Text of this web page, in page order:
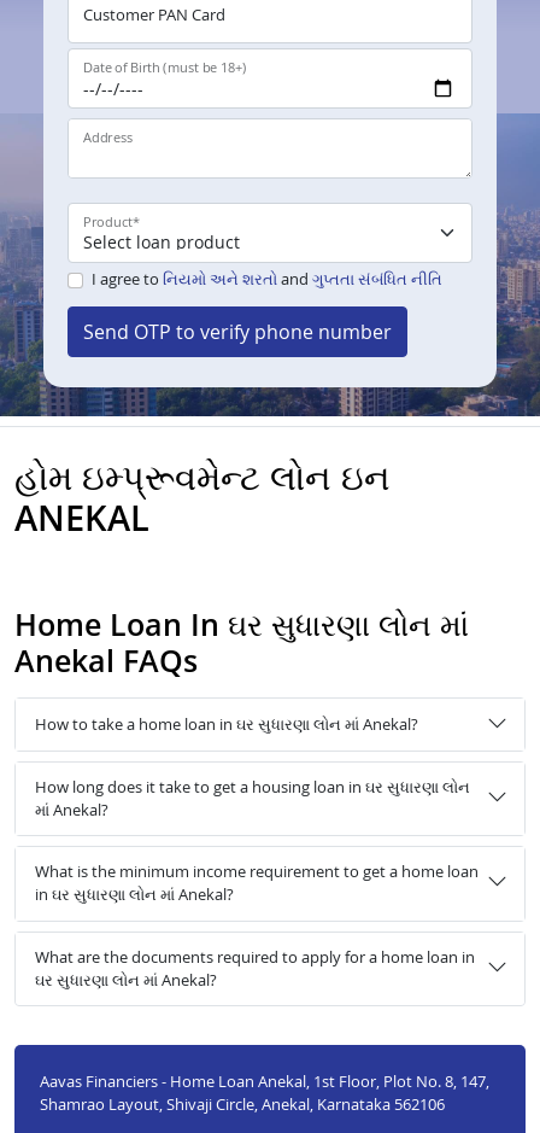
Customer PAN Card
Date of Birth (must be 18+)
Address
Product*
I agree to નિયમો અને શરતોand ગુપ્તતા સંબંધિત નીતિ
Send OTP to verify phone number
હોમ ઇમ્પ્રૂવમેન્ટ લોન ઇન
ANEKAL
Home Loan In ઘર સુધારણા લોન માં
Anekal FAQs
How to take a home loan in ઘર સુધારણા લોન માં Anekal?
How long does it take to get a housing loan in ઘર સુધારણા લોન
માં Anekal?
What is the minimum income requirement to get a home loan
in ઘર સુધારણા લોન માં Anekal?
What are the documents required to apply for a home loan in
ઘર સુધારણા લોન માં Anekal?
Aavas Financiers - Home Loan Anekal, 1st Floor, Plot No. 8, 147,
Shamrao Layout, Shivaji Circle, Anekal, Karnataka 562106